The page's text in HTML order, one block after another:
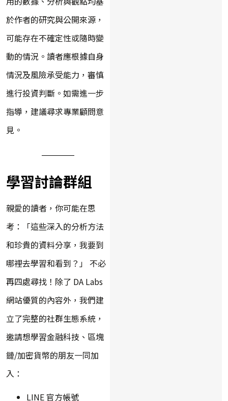
於作者的研究與公開來源，
可能存在不確定性或隨時變
動的情況。讀者應根據自身
情況及風險承受能力，審慎
進行投資判斷。如需進一步
指導，建議尋求專業顧問意
見。
學習討論群組
親愛的讀者，你可能在思
考：「這些深入的分析方法
和珍貴的資料分享，我要到
哪裡去學習和看到？」 不必
再四處尋找！除了 DA Labs
網站優質的內容外，我們建
立了完整的社群生態系統，
邀請想學習金融科技、區塊
鏈/加密貨幣的朋友一同加
入：
LINE 官方帳號